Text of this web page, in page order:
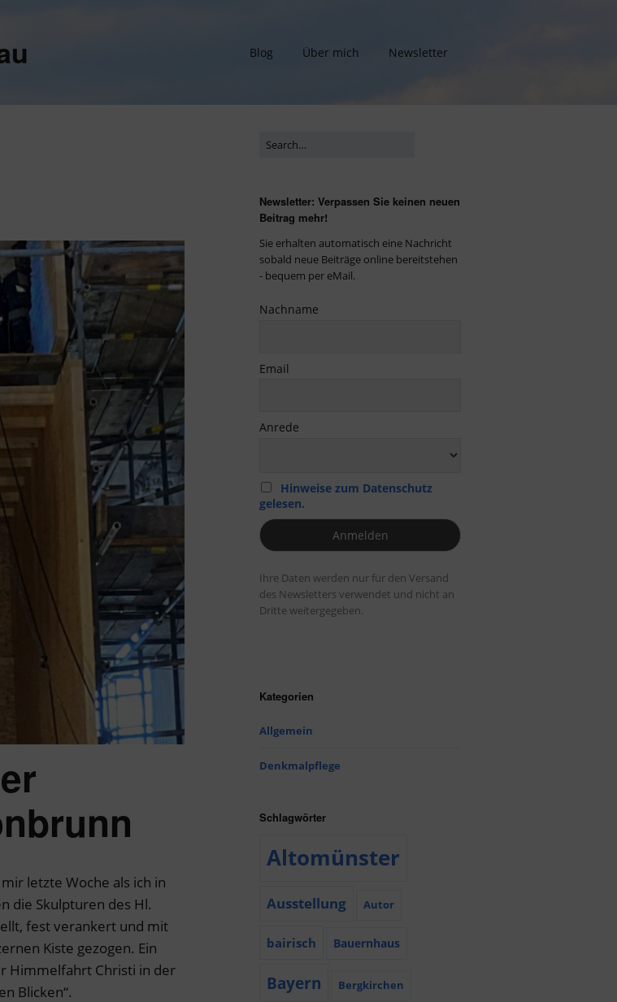
Blog Über mich Newsletter
letzte Woche als ich in
die Skulpturen des Hl.
fest verankert und mit
Kiste gezogen. Ein
Himmelfahrt Christi in der
Blicken“.
Newsletter: Verpassen Sie keinen neuen
Beitrag mehr!
Sie erhalten automatisch eine Nachricht
sobald neue Beiträge online bereitstehen
- bequem per eMail.
Nachname
Email
Anrede
Hinweise zum Datenschutz
gelesen.
Ihre Daten werden nur für den Versand
des Newsletters verwendet und nicht an
Dritte weitergegeben.
Kategorien
Allgemein
Denkmalpflege
Schlagwörter
Altomünster
Ausstellung Autor
bairisch Bauernhaus
Bayern Bergkirchen